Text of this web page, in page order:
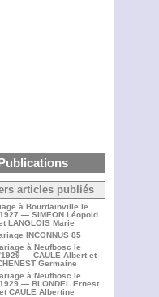
articles publiés
à Bourdainville le
— SIMEON Léopold
LANGLOIS Marie
INCONNUS 85
à Neufbosc le
— CAULE Albert et
Germaine
à Neufbosc le
— BLONDEL Ernest
CAULE Albertine